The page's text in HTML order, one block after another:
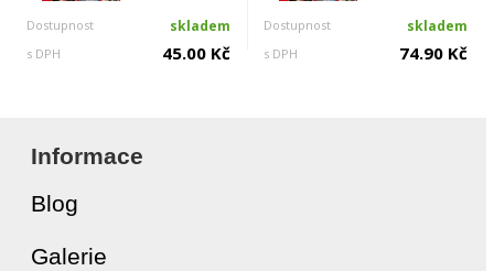
Dostupnost skladem
s DPH 45.00 Kč
Dostupnost skladem
s DPH 74.90 Kč
Informace
Blog
Galerie